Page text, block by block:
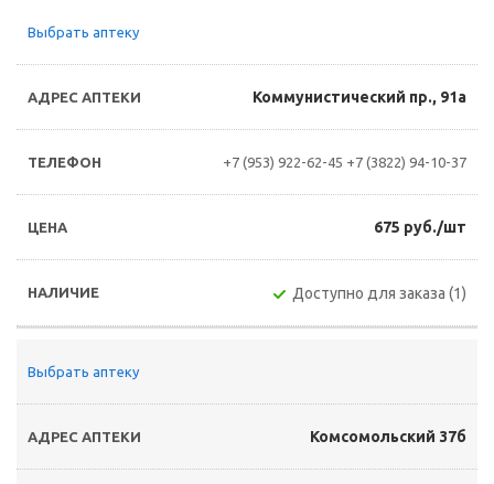
Выбрать аптеку
Коммунистический пр., 91а
+7 (953) 922-62-45 +7 (3822) 94-10-37
675 руб./шт
Доступно для заказа (1)
Выбрать аптеку
Комсомольский 37б